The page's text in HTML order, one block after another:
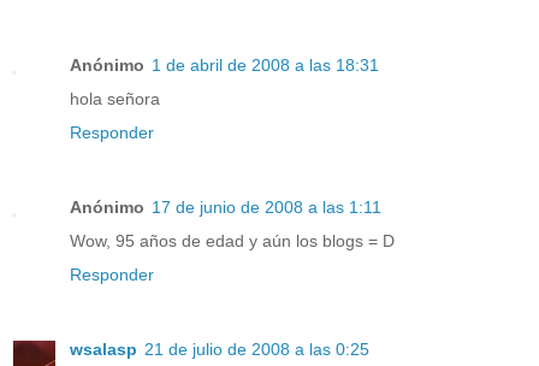
Anónimo 1 de abril de 2008 a las 18:31
hola señora
Responder
Anónimo 17 de junio de 2008 a las 1:11
Wow, 95 años de edad y aún los blogs = D
Responder
wsalasp 21 de julio de 2008 a las 0:25